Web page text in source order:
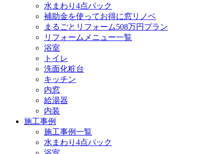
水まわり4点パック
補助金を使ってお得に窓リノベ
まるごとリフォーム508万円プラン
リフォームメニュー一覧
浴室
トイレ
洗面化粧台
キッチン
内窓
給湯器
内装
施工事例
施工事例一覧
水まわり4点パック